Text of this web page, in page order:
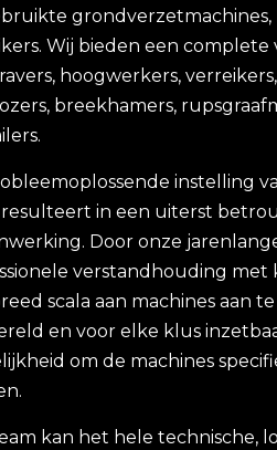
Wij bieden een complete
hoogwerkers,
breekhamers,
instelling
in een uiterst
Door onze
verstandhouding met
scala aan machines aan
en voor elke klus
om de machines
kan het hele technische,